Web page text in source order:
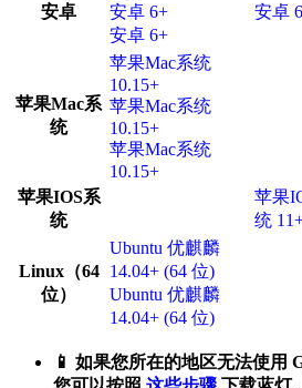
安卓
安卓 6+
安卓 6+
安卓
苹果Mac系
统
苹果Mac系统
10.15+
苹果Mac系统
10.15+
苹果Mac系统
10.15+
苹果IOS系
统
苹果
统
Linux（64
位）
Ubuntu 优麒麟
14.04+ (64 位)
Ubuntu 优麒麟
14.04+ (64 位)
📱 如果您所在的地区无法使用